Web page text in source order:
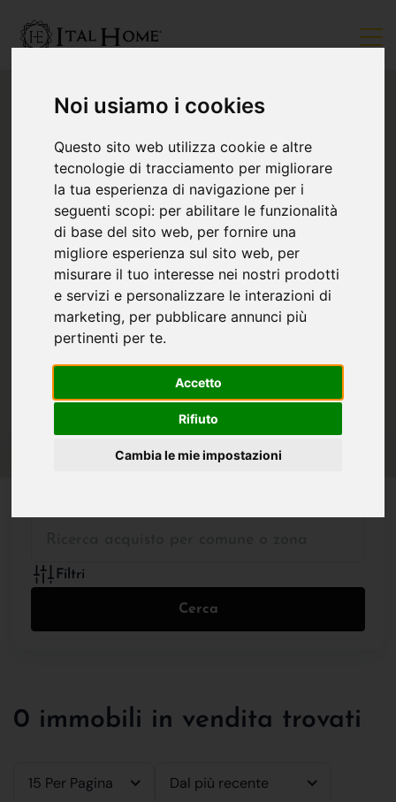
Noi usiamo i cookies
Questo sito web utilizza cookie e altre
tecnologie di tracciamento per migliorare
la tua esperienza di navigazione per i
seguenti scopi: per abilitare le funzionalità
di base del sito web, per fornire una
migliore esperienza sul sito web, per
misurare il tuo interesse nei nostri prodotti
e servizi e personalizzare le interazioni di
marketing, per pubblicare annunci più
pertinenti per te.
Accetto
Rifiuto
Cambia le mie impostazioni
Filtri
Cerca
0 immobili in vendita trovati
15 Per Pagina Dal più recente